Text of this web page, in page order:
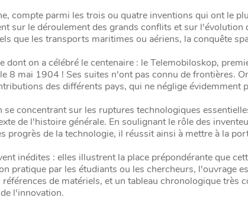
compte parmi les trois ou quatre inventions qui ont le
sur le déroulement des grands conflits et sur l'évolution
que les transports maritimes ou aériens, la conquête
on a célébré le centenaire : le Telemobiloskop,
8 mai 1904 ! Ses suites n'ont pas connu de frontières.
des différents pays, qui ne néglige évidemment
concentrant sur les ruptures technologiques
de l'histoire générale. En soulignant le rôle des
progrès de la technologie, il réussit ainsi à mettre à la
inédites : elles illustrent la place prépondérante que
pratique par les étudiants ou les chercheurs, l'ouvrage
de matériels, et un tableau chronologique très
l'innovation.